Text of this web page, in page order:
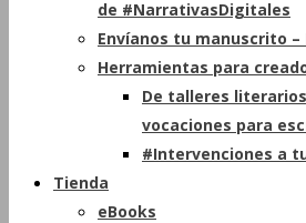
de #NarrativasDigitales
Envíanos tu manuscrito
Herramientas para
De talleres
vocaciones para
#Intervenciones a
Tienda
eBooks